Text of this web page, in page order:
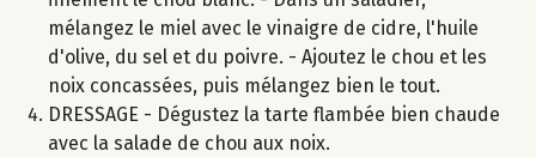
mélangez le miel avec le vinaigre de cidre, l'huile
d'olive, du sel et du poivre. - Ajoutez le chou et les
noix concassées, puis mélangez bien le tout.
DRESSAGE - Dégustez la tarte flambée bien chaude
avec la salade de chou aux noix.